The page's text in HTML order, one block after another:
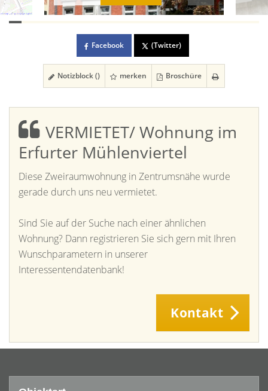
Facebook (Twitter)
Notizblock () merken Broschüre
VERMIETET/ Wohnung im
Erfurter Mühlenviertel
Diese Zweiraumwohnung in Zentrumsnähe wurde
gerade durch uns neu vermietet.
Sind Sie auf der Suche nach einer ähnlichen
Wohnung? Dann registrieren Sie sich gern mit Ihren
Wunschparametern in unserer
Interessentendatenbank!
Kontakt